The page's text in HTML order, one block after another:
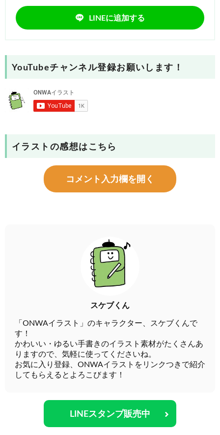
LINEに追加する
YouTubeチャンネル登録お願いします！
イラストの感想はこちら
コメント入力欄を開く
スケブくん
「ONWAイラスト」のキャラクター、スケブくんで
す！
かわいい・ゆるい手書きのイラスト素材がたくさんあ
りますので、気軽に使ってくださいね。
お気に入り登録、ONWAイラストをリンクつきで紹介
してもらえるとよろこびます！
LINEスタンプ販売中